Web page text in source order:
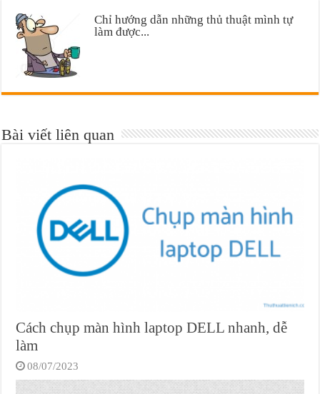
Chỉ hướng dẫn những thủ thuật mình tự
làm được...
Bài viết liên quan
Cách chụp màn hình laptop DELL nhanh, dễ
làm
08/07/2023